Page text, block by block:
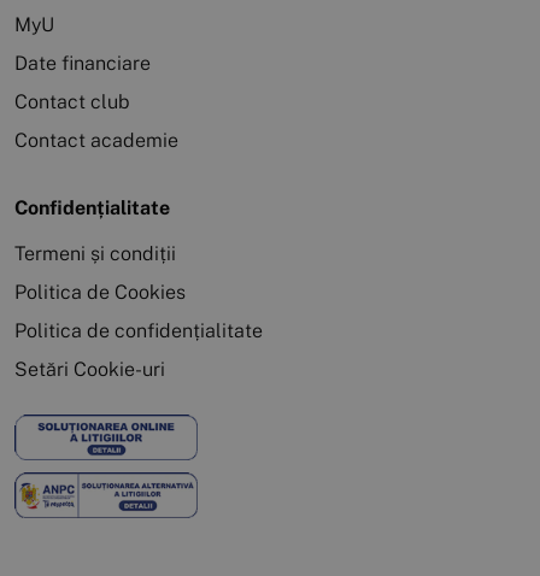
MyU
Date financiare
Contact club
Contact academie
Confidențialitate
Termeni și condiții
Politica de Cookies
Politica de confidențialitate
Setări Cookie-uri